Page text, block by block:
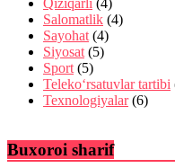
Qiziqarli (4)
Salomatlik (4)
Sayohat (4)
Siyosat (5)
Sport (5)
Teleko‘rsatuvlar tartibi
Texnologiyalar(6)
Buxoroi sharif